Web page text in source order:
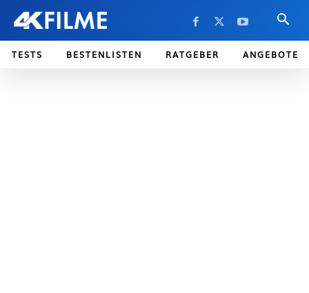
TESTS BESTENLISTEN RATGEBER ANGEBOTE